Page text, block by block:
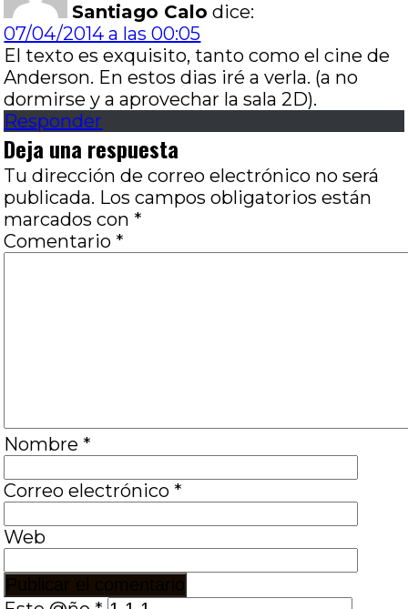
Santiago Calo dice:
07/04/2014 a las 00:05
El texto es exquisito, tanto como el cine de
Anderson. En estos dias iré a verla. (a no
dormirse y a aprovechar la sala 2D).
Responder
Deja una respuesta
Tu dirección de correo electrónico no será
publicada. Los campos obligatorios están
marcados con *
Comentario *
Nombre *
Correo electrónico *
Web